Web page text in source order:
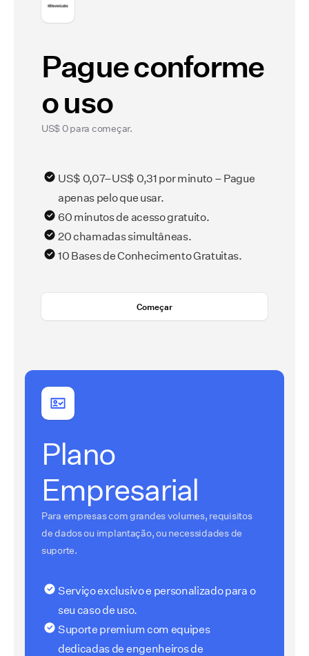
Pague conforme
o uso
US$ 0 para começar.
US$ 0,07–US$ 0,31 por minuto – Pague
apenas pelo que usar.
60 minutos de acesso gratuito.
20 chamadas simultâneas.
10 Bases de Conhecimento Gratuitas.
Começar
Plano
Empresarial
Para empresas com grandes volumes, requisitos
de dados ou implantação, ou necessidades de
suporte.
Serviço exclusivo e personalizado para o
seu caso de uso.
Suporte premium com equipes
dedicadas de engenheiros de